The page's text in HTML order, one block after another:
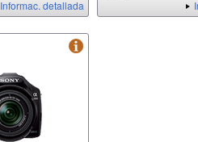
Informac. detallada